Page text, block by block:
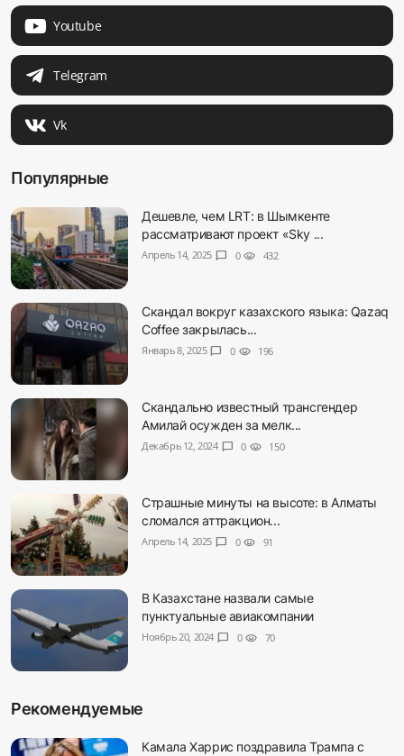
Youtube
Telegram
Vk
Популярные
Дешевле, чем LRT: в Шымкенте
рассматривают проект «Sky ...
Апрель 14, 2025 chat_bubble 0 visibility 432
Скандал вокруг казахского языка: Qazaq
Coffee закрылась...
Январь 8, 2025 chat_bubble 0 visibility 196
Скандально известный трансгендер
Амилай осужден за мелк...
Декабрь 12, 2024 chat_bubble 0 visibility 150
Страшные минуты на высоте: в Алматы
сломался аттракцион...
Апрель 14, 2025 chat_bubble 0 visibility 91
В Казахстане назвали самые
пунктуальные авиакомпании
Ноябрь 20, 2024 chat_bubble 0 visibility 70
Рекомендуемые
Камала Харрис поздравила Трампа с